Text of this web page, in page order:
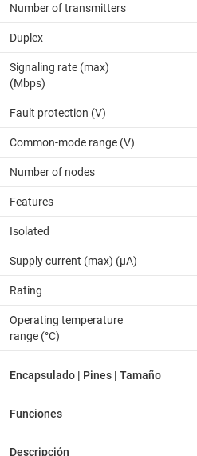
Number of transmitters
Duplex
Signaling rate (max)
(Mbps)
Fault protection (V)
Common-mode range (V)
Number of nodes
Features
Isolated
Supply current (max) (µA)
Rating
Operating temperature
range (°C)